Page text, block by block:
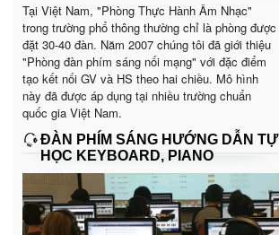
Tại Việt Nam, "Phòng Thực Hành Âm Nhạc"
trong trường phổ thông thường chỉ là phòng được
đặt 30-40 đàn. Năm 2007 chúng tôi đã giới thiệu
"Phòng đàn phím sáng nối mạng" với đặc điểm
tạo kết nối GV và HS theo hai chiều. Mô hình
này đã được áp dụng tại nhiều trường chuẩn
quốc gia Việt Nam.
ĐÀN PHÍM SÁNG HƯỚNG DẪN TỰ
HỌC KEYBOARD, PIANO